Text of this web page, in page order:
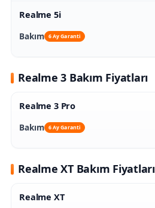
Realme 5i
Bakım 6 Ay Garanti
Realme 3 Bakım Fiyatları
Realme 3 Pro
Bakım 6 Ay Garanti
Realme XT Bakım Fiyatları
Realme XT